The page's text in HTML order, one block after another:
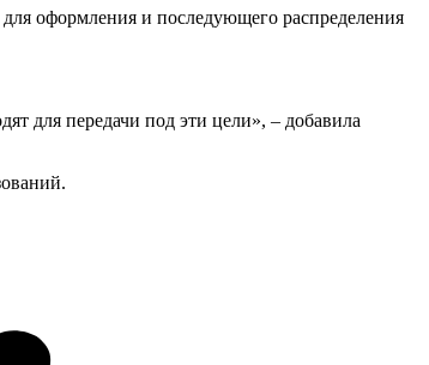
оформления и последующего распределения
для передачи под эти цели», – добавила